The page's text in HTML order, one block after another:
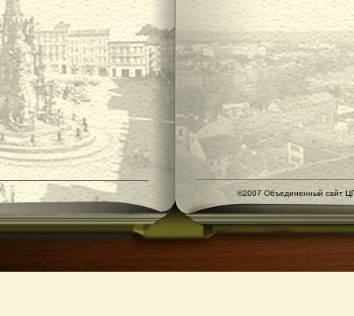
©2007 Объединенный сайт